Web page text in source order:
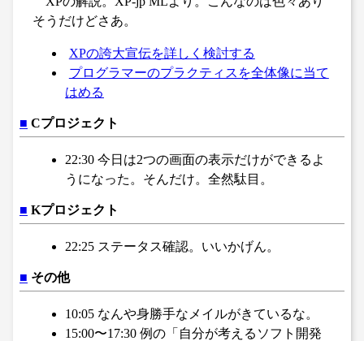
そうだけどさあ。
XPの誇大宣伝を詳しく検討する
プログラマーのプラクティスを全体像に当て
はめる
■ Cプロジェクト
22:30 今日は2つの画面の表示だけができるよ
うになった。そんだけ。全然駄目。
■ Kプロジェクト
22:25 ステータス確認。いいかげん。
■ その他
10:05 なんや身勝手なメイルがきているな。
15:00〜17:30 例の「自分が考えるソフト開発